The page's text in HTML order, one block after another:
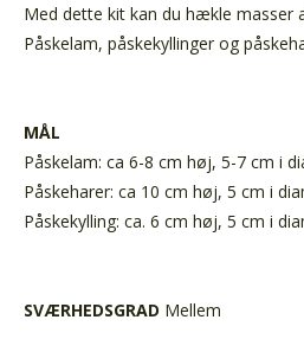
Med dette kit kan du hækle masser
Påskelam, påskekyllinger og
MÅL
Påskelam: ca 6-8 cm høj, 5-7 cm i
Påskeharer: ca 10 cm høj, 5 cm i
Påskekylling: ca. 6 cm høj, 5 cm i
SVÆRHEDSGRAD Mellem